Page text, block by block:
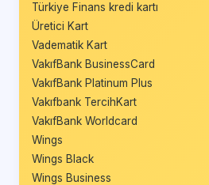
Türkiye Finans kredi kartı
Üretici Kart
Vadematik Kart
VakıfBank BusinessCard
VakıfBank Platinum Plus
Vakıfbank TercihKart
VakıfBank Worldcard
Wings
Wings Black
Wings Business